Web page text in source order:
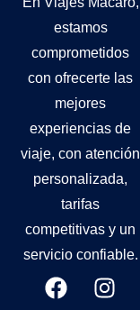
estamos
comprometidos
con ofrecerte las
mejores
experiencias de
viaje, con atención
personalizada,
tarifas
competitivas y un
servicio confiable.